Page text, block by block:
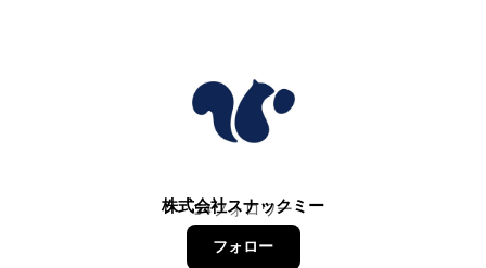
株式会社スナックミー
54フォロワー
フォロー